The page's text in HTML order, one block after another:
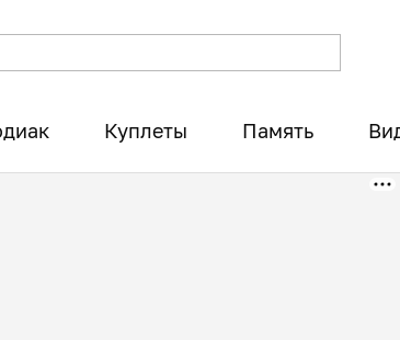
Куплеты Память